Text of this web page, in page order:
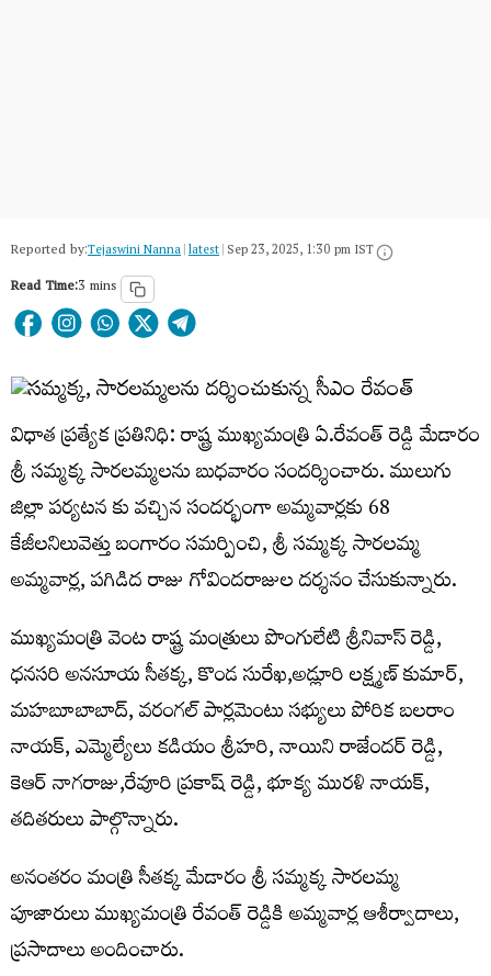
Reported by:Tejaswini Nanna|latest|Sep 23, 2025, 1:30 pm IST
Read Time:3 mins
విధాత ప్రత్యేక ప్రతినిధి: రాష్ట్ర ముఖ్యమంత్రి ఏ.రేవంత్ రెడ్డి మేడారం
శ్రీ సమ్మక్క సారలమ్మలను బుధవారం సందర్శించారు. ములుగు
జిల్లా పర్యటన కు వచ్చిన సందర్భంగా అమ్మవార్లకు 68
కేజీలనిలువెత్తు బంగారం సమర్పించి, శ్రీ సమ్మక్క సారలమ్మ
అమ్మవార్ల, పగిడిద రాజు గోవిందరాజుల దర్శనం చేసుకున్నారు.
ముఖ్యమంత్రి వెంట రాష్ట్ర మంత్రులు పొంగులేటి శ్రీనివాస్ రెడ్డి,
ధనసరి అనసూయ సీతక్క, కొండ సురేఖ,అడ్లూరి లక్ష్మణ్ కుమార్,
మహబూబాబాద్, వరంగల్ పార్లమెంటు సభ్యులు పోరిక బలరాం
నాయక్, ఎమ్మెల్యేలు కడియం శ్రీహరి, నాయిని రాజేందర్ రెడ్డి,
కెఆర్ నాగరాజు,రేవూరి ప్రకాష్ రెడ్డి, భూక్య మురళి నాయక్,
తదితరులు పాల్గొన్నారు.
అనంతరం మంత్రి సీతక్క మేడారం శ్రీ సమ్మక్క సారలమ్మ
పూజారులు ముఖ్యమంత్రి రేవంత్ రెడ్డికి అమ్మవార్ల ఆశీర్వాదాలు,
ప్రసాదాలు అందించారు.